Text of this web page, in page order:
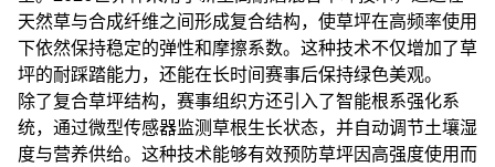
天然草与合成纤维之间形成复合结构，使草坪在高频率使用
下依然保持稳定的弹性和摩擦系数。这种技术不仅增加了草
坪的耐踩踏能力，还能在长时间赛事后保持绿色美观。
除了复合草坪结构，赛事组织方还引入了智能根系强化系
统，通过微型传感器监测草根生长状态，并自动调节土壤湿
度与营养供给。这种技术能够有效预防草坪因高强度使用而